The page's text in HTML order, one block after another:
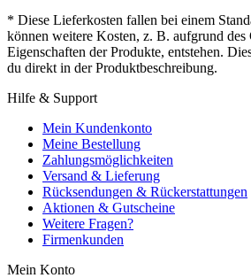
* Diese Lieferkosten fallen bei einem
können weitere Kosten, z. B. aufgrund
Eigenschaften der Produkte, entstehen.
du direkt in der Produktbeschreibung.
Hilfe & Support
Mein Kundenkonto
Meine Bestellung
Zahlungsmöglichkeiten
Versand & Lieferung
Rücksendungen & Rückerstattungen
Aktionen & Gutscheine
Weitere Fragen?
Firmenkunden
Mein Konto